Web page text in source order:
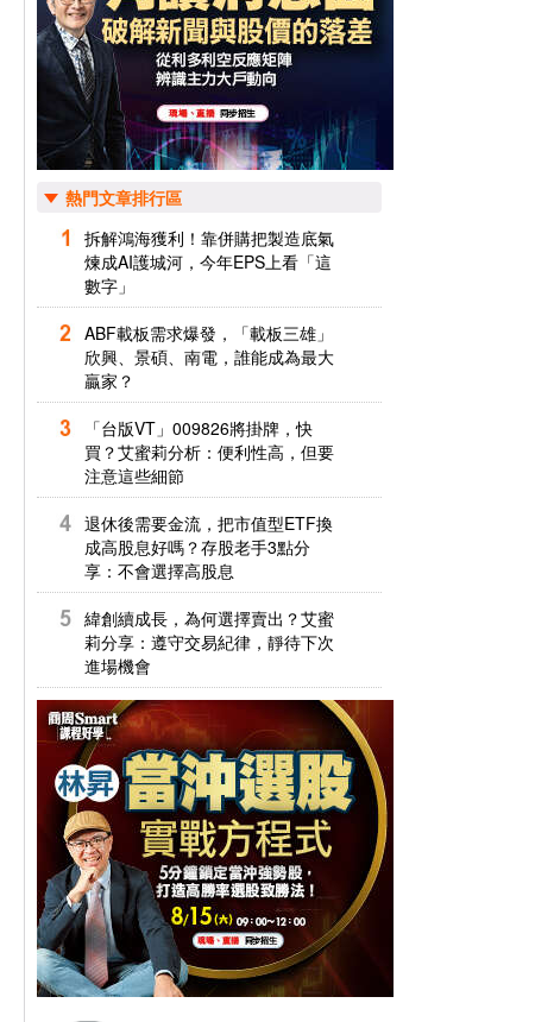
熱門文章排行區
拆解鴻海獲利！靠併購把製造底氣
煉成AI護城河，今年EPS上看「這
數字」
ABF載板需求爆發，「載板三雄」
欣興、景碩、南電，誰能成為最大
贏家？
「台版VT」009826將掛牌，快
買？艾蜜莉分析：便利性高，但要
注意這些細節
退休後需要金流，把市值型ETF換
成高股息好嗎？存股老手3點分
享：不會選擇高股息
緯創續成長，為何選擇賣出？艾蜜
莉分享：遵守交易紀律，靜待下次
進場機會